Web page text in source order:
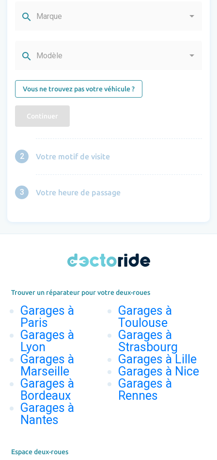
search Marque
search Modèle
Vous ne trouvez pas votre véhicule ?
Continuer
2 Votre motif de visite
3 Votre heure de passage
Trouver un réparateur pour votre deux-roues
Garages à
Paris
Garages à
Lyon
Garages à
Marseille
Garages à
Bordeaux
Garages à
Nantes
Garages à
Toulouse
Garages à
Strasbourg
Garages à Lille
Garages à Nice
Garages à
Rennes
Espace deux-roues